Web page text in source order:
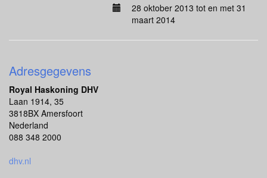
28 oktober 2013 tot en met 31
maart 2014
Adresgegevens
Royal Haskoning DHV
Laan 1914, 35
3818BX Amersfoort
Nederland
088 348 2000
dhv.nl